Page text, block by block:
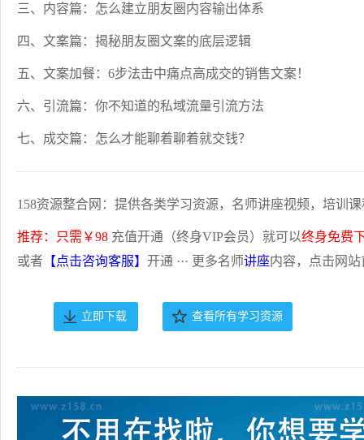
三、内容篇：怎么建立朋友圈内容输出体系
四、文案篇：揭秘朋友圈文案的底层逻辑
五、文案加餐：6步法击中痛点高成交的销售文案！
六、引流篇：你不知道的私域流量引流方法
七、成交篇：怎么才能聊着聊着就交钱？
158资源整合网：提供各类学习资源，名师讲座视频，培训
推荐：只需￥98 充值开通（终身VIP会员）就可以终身免费
或者 【点击咨询客服】 开通 ··· 更多名师讲座内容，点击网
立即下载 查看所有学习资源